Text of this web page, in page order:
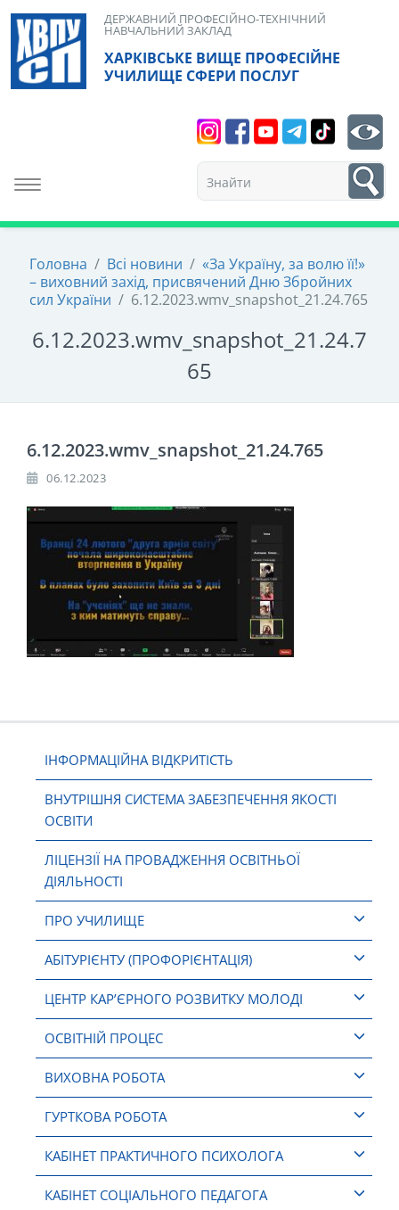
Skip
content
ХАРКІВСЬКЕ ВИЩЕ ПРОФЕСІЙНЕ
УЧИЛИЩЕ СФЕРИ ПОСЛУГ
ДЕРЖАВНИЙ ПРОФЕСІЙНО-ТЕХНІЧНИЙ
НАВЧАЛЬНИЙ ЗАКЛАД
Toggle navigation
1
Головна / Всі новини / «За Україну, за волю її!»
– виховний захід, присвячений Дню Збройних
сил України / 6.12.2023.wmv_snapshot_21.24.765
6.12.2023.wmv_snapshot_21.24.7
65
ІНФОРМАЦІЙНА ВІДКРИТІСТЬ
ВНУТРІШНЯ СИСТЕМА ЗАБЕЗПЕЧЕННЯ ЯКОСТІ
ОСВІТИ
ЛІЦЕНЗІЇ НА ПРОВАДЖЕННЯ ОСВІТНЬОЇ
ДІЯЛЬНОСТІ
ПРО УЧИЛИЩЕ
АБІТУРІЄНТУ (ПРОФОРІЄНТАЦІЯ)
ЦЕНТР КАР’ЄРНОГО РОЗВИТКУ МОЛОДІ
ОСВІТНІЙ ПРОЦЕС
ВИХОВНА РОБОТА
ГУРТКОВА РОБОТА
КАБІНЕТ ПРАКТИЧНОГО ПСИХОЛОГА
КАБІНЕТ СОЦІАЛЬНОГО ПЕДАГОГА
6.12.2023.wmv_snapshot_21.24.765
06.12.2023